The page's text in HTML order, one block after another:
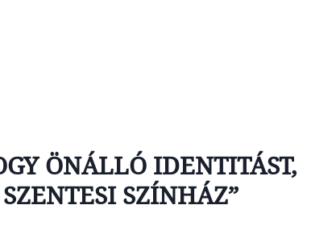
ÖNÁLLÓ IDENTITÁST,
SZÍNHÁZ”